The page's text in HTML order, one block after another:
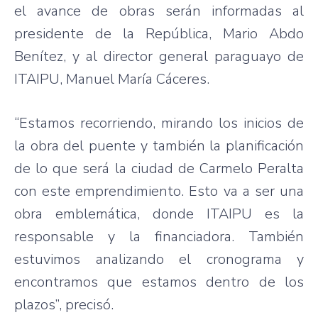
el avance de obras serán informadas al
presidente de la República, Mario Abdo
Benítez, y al director general paraguayo de
ITAIPU, Manuel María Cáceres.
“Estamos recorriendo, mirando los inicios de
la obra del puente y también la planificación
de lo que será la ciudad de Carmelo Peralta
con este emprendimiento. Esto va a ser una
obra emblemática, donde ITAIPU es la
responsable y la financiadora. También
estuvimos analizando el cronograma y
encontramos que estamos dentro de los
plazos”, precisó.